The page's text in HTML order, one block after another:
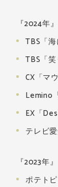
『2024年』
TBS「
TBS「
CX「マ
Lemino
EX「
テレビ
『2023年』
ポテト